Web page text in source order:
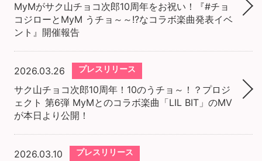
MyMがサク山チョコ次郎10周年をお祝い！『#チョ
コジローとMyM うチョ～～!?なコラボ楽曲発表イベ
ント』開催報告
2026.03.26 プレスリリース
サク山チョコ次郎10周年！10のうチョ～！？プロジ
ェクト 第6弾 MyMとのコラボ楽曲「LIL BIT」のMV
が本日より公開！
2026.03.10 プレスリリース